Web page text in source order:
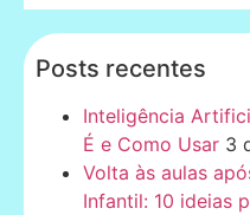
Posts recentes
Inteligência
É e Como Usar 3
Volta às aulas
Infantil: 10 ideias